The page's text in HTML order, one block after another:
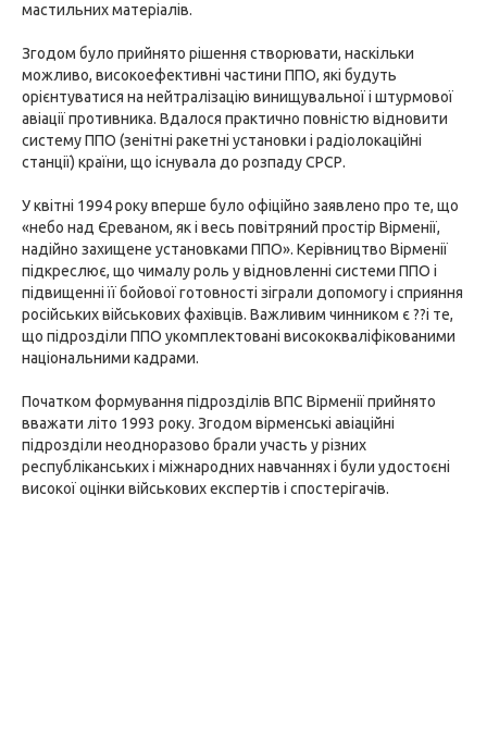
мастильних матеріалів.
Згодом було прийнято рішення створювати, наскільки
можливо, високоефективні частини ППО, які будуть
орієнтуватися на нейтралізацію винищувальної і штурмової
авіації противника. Вдалося практично повністю відновити
систему ППО (зенітні ракетні установки і радіолокаційні
станції) країни, що існувала до розпаду СРСР.
У квітні 1994 року вперше було офіційно заявлено про те, що
«небо над Єреваном, як і весь повітряний простір Вірменії,
надійно захищене установками ППО». Керівництво Вірменії
підкреслює, що чималу роль у відновленні системи ППО і
підвищенні її бойової готовності зіграли допомогу і сприяння
російських військових фахівців. Важливим чинником є ??і те,
що підрозділи ППО укомплектовані висококваліфікованими
національними кадрами.
Початком формування підрозділів ВПС Вірменії прийнято
вважати літо 1993 року. Згодом вірменські авіаційні
підрозділи неодноразово брали участь у різних
республіканських і міжнародних навчаннях і були удостоєні
високої оцінки військових експертів і спостерігачів.